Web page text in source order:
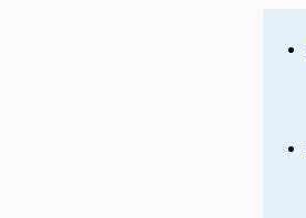
Inhalt